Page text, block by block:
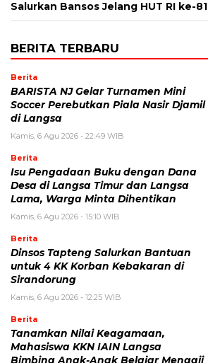
Salurkan Bansos Jelang HUT RI ke-81
BERITA TERBARU
Berita
BARISTA NJ Gelar Turnamen Mini
Soccer Perebutkan Piala Nasir Djamil
di Langsa
Kamis, 6 Agu 2026 - 22:49 WIB
Berita
Isu Pengadaan Buku dengan Dana
Desa di Langsa Timur dan Langsa
Lama, Warga Minta Dihentikan
Kamis, 6 Agu 2026 - 15:10 WIB
Berita
Dinsos Tapteng Salurkan Bantuan
untuk 4 KK Korban Kebakaran di
Sirandorung
Kamis, 6 Agu 2026 - 12:25 WIB
Berita
Tanamkan Nilai Keagamaan,
Mahasiswa KKN IAIN Langsa
Bimbing Anak-Anak Belajar Mengaji